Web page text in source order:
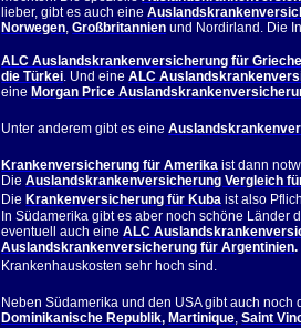
lieber, gibt es auch eine
Norwegen,Großbritannien und Nordirland. Die
ALC Auslandskrankenversicherung für
die Türkei. Und eine ALC
eine Morgan Price
Unter anderem gibt es eine
Krankenversicherung für Amerika ist dann
DieAuslandskrankenversicherung Vergleich
Die Krankenversicherung für Kuba ist also
In Südamerika gibt es aber noch schöne Länder
eventuell auch eineALC
Auslandskrankenversicherung für Argentinien.
Krankenhauskosten sehr hoch sind.
Neben Südamerika und den USA gibt auch
Dominikanische Republik, Martinique,Saint